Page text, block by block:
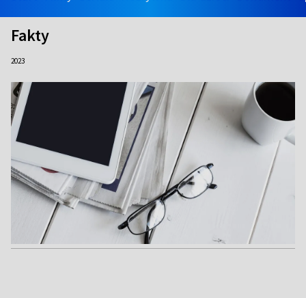
Fakty
2023